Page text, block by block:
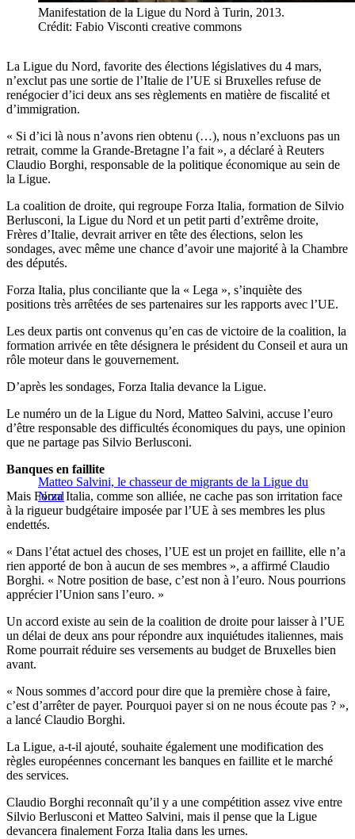
Manifestation de la Ligue du Nord à Turin, 2013.
Crédit: Fabio Visconti creative commons
La Ligue du Nord, favorite des élections législatives du 4 mars,
n’exclut pas une sortie de l’Italie de l’UE si Bruxelles refuse de
renégocier d’ici deux ans ses règlements en matière de fiscalité et
d’immigration.
« Si d’ici là nous n’avons rien obtenu (…), nous n’excluons pas un
retrait, comme la Grande-Bretagne l’a fait », a déclaré à Reuters
Claudio Borghi, responsable de la politique économique au sein de
la Ligue.
La coalition de droite, qui regroupe Forza Italia, formation de Silvio
Berlusconi, la Ligue du Nord et un petit parti d’extrême droite,
Frères d’Italie, devrait arriver en tête des élections, selon les
sondages, avec même une chance d’avoir une majorité à la Chambre
des députés.
Forza Italia, plus conciliante que la « Lega », s’inquiète des
positions très arrêtées de ses partenaires sur les rapports avec l’UE.
Les deux partis ont convenus qu’en cas de victoire de la coalition, la
formation arrivée en tête désignera le président du Conseil et aura un
rôle moteur dans le gouvernement.
D’après les sondages, Forza Italia devance la Ligue.
Le numéro un de la Ligue du Nord, Matteo Salvini, accuse l’euro
d’être responsable des difficultés économiques du pays, une opinion
que ne partage pas Silvio Berlusconi.
Matteo Salvini, le chasseur de migrants de la Ligue du
Nord
Banques en faillite
Mais Forza Italia, comme son alliée, ne cache pas son irritation face
à la rigueur budgétaire imposée par l’UE à ses membres les plus
endettés.
« Dans l’état actuel des choses, l’UE est un projet en faillite, elle n’a
rien apporté de bon à aucun de ses membres », a affirmé Claudio
Borghi. « Notre position de base, c’est non à l’euro. Nous pourrions
apprécier l’Union sans l’euro. »
Un accord existe au sein de la coalition de droite pour laisser à l’UE
un délai de deux ans pour répondre aux inquiétudes italiennes, mais
Rome pourrait réduire ses versements au budget de Bruxelles bien
avant.
« Nous sommes d’accord pour dire que la première chose à faire,
c’est d’arrêter de payer. Pourquoi payer si on ne nous écoute pas ? »,
a lancé Claudio Borghi.
La Ligue, a-t-il ajouté, souhaite également une modification des
règles européennes concernant les banques en faillite et le marché
des services.
Claudio Borghi reconnaît qu’il y a une compétition assez vive entre
Silvio Berlusconi et Matteo Salvini, mais il pense que la Ligue
devancera finalement Forza Italia dans les urnes.